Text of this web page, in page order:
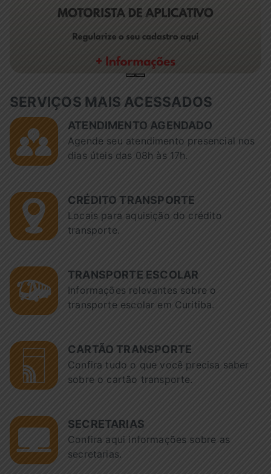
SERVIÇOS MAIS ACESSADOS
ATENDIMENTO AGENDADO
Agende seu atendimento presencial nos
dias úteis das 08h às 17h.
CRÉDITO TRANSPORTE
Locais para aquisição do crédito
transporte.
TRANSPORTE ESCOLAR
Informações relevantes sobre o
transporte escolar em Curitiba.
CARTÃO TRANSPORTE
Confira tudo o que você precisa saber
sobre o cartão transporte.
SECRETARIAS
Confira aqui informações sobre as
secretarias.